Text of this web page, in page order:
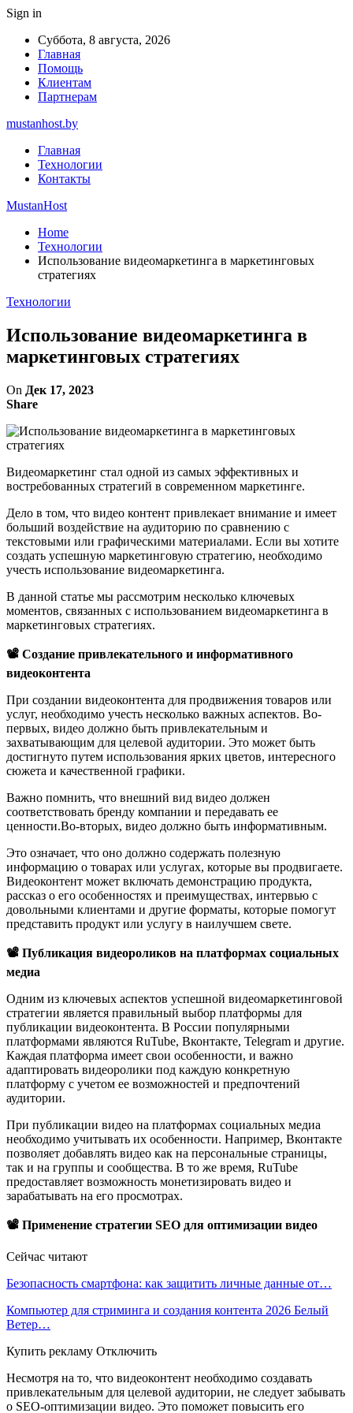
Sign in
Суббота, 8 августа, 2026
Главная
Помощь
Клиентам
Партнерам
mustanhost.by
Главная
Технологии
Контакты
MustanHost
Home
Технологии
Использование видеомаркетинга в маркетинговых
стратегиях
Технологии
Использование видеомаркетинга в
маркетинговых стратегиях
On Дек 17, 2023
Share
Видеомаркетинг стал одной из самых эффективных и
востребованных стратегий в современном маркетинге.
Дело в том, что видео контент привлекает внимание и имеет
больший воздействие на аудиторию по сравнению с
текстовыми или графическими материалами. Если вы хотите
создать успешную маркетинговую стратегию, необходимо
учесть использование видеомаркетинга.
В данной статье мы рассмотрим несколько ключевых
моментов, связанных с использованием видеомаркетинга в
маркетинговых стратегиях.
📽 Создание привлекательного и информативного
видеоконтента
При создании видеоконтента для продвижения товаров или
услуг, необходимо учесть несколько важных аспектов. Во-
первых, видео должно быть привлекательным и
захватывающим для целевой аудитории. Это может быть
достигнуто путем использования ярких цветов, интересного
сюжета и качественной графики.
Важно помнить, что внешний вид видео должен
соответствовать бренду компании и передавать ее
ценности.Во-вторых, видео должно быть информативным.
Это означает, что оно должно содержать полезную
информацию о товарах или услугах, которые вы продвигаете.
Видеоконтент может включать демонстрацию продукта,
рассказ о его особенностях и преимуществах, интервью с
довольными клиентами и другие форматы, которые помогут
представить продукт или услугу в наилучшем свете.
📽 Публикация видеороликов на платформах социальных
медиа
Одним из ключевых аспектов успешной видеомаркетинговой
стратегии является правильный выбор платформы для
публикации видеоконтента. В России популярными
платформами являются RuTube, Вконтакте, Telegram и другие.
Каждая платформа имеет свои особенности, и важно
адаптировать видеоролики под каждую конкретную
платформу с учетом ее возможностей и предпочтений
аудитории.
При публикации видео на платформах социальных медиа
необходимо учитывать их особенности. Например, Вконтакте
позволяет добавлять видео как на персональные страницы,
так и на группы и сообщества. В то же время, RuTube
предоставляет возможность монетизировать видео и
зарабатывать на его просмотрах.
📽 Применение стратегии SEO для оптимизации видео
Сейчас читают
Безопасность смартфона: как защитить личные данные от…
Компьютер для стриминга и создания контента 2026 Белый
Ветер…
Купить рекламу Отключить
Несмотря на то, что видеоконтент необходимо создавать
привлекательным для целевой аудитории, не следует забывать
о SEO-оптимизации видео. Это поможет повысить его